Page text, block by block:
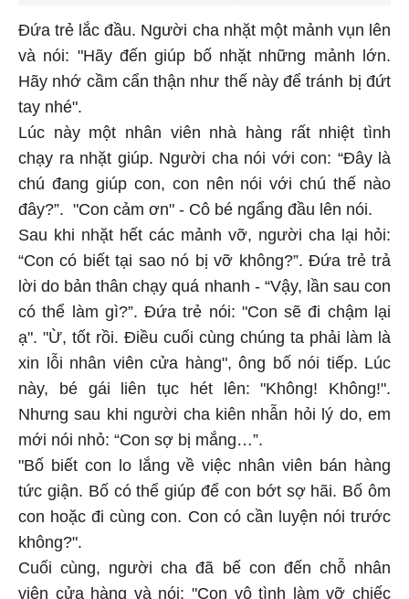
Đứa trẻ lắc đầu. Người cha nhặt một mảnh vụn lên
và nói: "Hãy đến giúp bố nhặt những mảnh lớn.
Hãy nhớ cầm cẩn thận như thế này để tránh bị đứt
tay nhé".
Lúc này một nhân viên nhà hàng rất nhiệt tình
chạy ra nhặt giúp. Người cha nói với con: “Đây là
chú đang giúp con, con nên nói với chú thế nào
đây?”. "Con cảm ơn" - Cô bé ngẩng đầu lên nói.
Sau khi nhặt hết các mảnh vỡ, người cha lại hỏi:
“Con có biết tại sao nó bị vỡ không?”. Đứa trẻ trả
lời do bản thân chạy quá nhanh - “Vậy, lần sau con
có thể làm gì?”. Đứa trẻ nói: "Con sẽ đi chậm lại
ạ". "Ừ, tốt rồi. Điều cuối cùng chúng ta phải làm là
xin lỗi nhân viên cửa hàng", ông bố nói tiếp. Lúc
này, bé gái liên tục hét lên: "Không! Không!".
Nhưng sau khi người cha kiên nhẫn hỏi lý do, em
mới nói nhỏ: “Con sợ bị mắng…”.
"Bố biết con lo lắng về việc nhân viên bán hàng
tức giận. Bố có thể giúp để con bớt sợ hãi. Bố ôm
con hoặc đi cùng con. Con có cần luyện nói trước
không?".
Cuối cùng, người cha đã bế con đến chỗ nhân
viên cửa hàng và nói: "Con vô tình làm vỡ chiếc